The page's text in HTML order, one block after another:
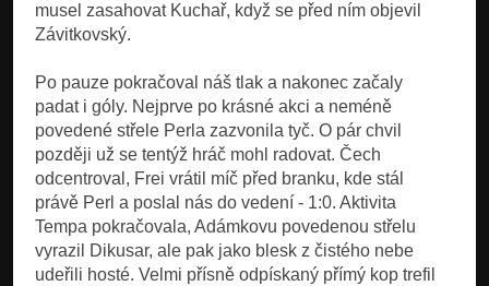
musel zasahovat Kuchař, když se před ním objevil
Závitkovský.
Po pauze pokračoval náš tlak a nakonec začaly
padat i góly. Nejprve po krásné akci a neméně
povedené střele Perla zazvonila tyč. O pár chvil
později už se tentýž hráč mohl radovat. Čech
odcentroval, Frei vrátil míč před branku, kde stál
právě Perl a poslal nás do vedení - 1:0. Aktivita
Tempa pokračovala, Adámkovu povedenou střelu
vyrazil Dikusar, ale pak jako blesk z čistého nebe
udeřili hosté. Velmi přísně odpískaný přímý kop trefil